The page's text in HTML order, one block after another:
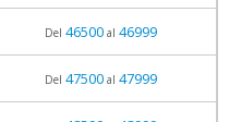
Del 46500al 46999
Del 47500al 47999